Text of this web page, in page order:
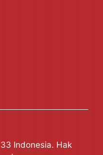
Indonesia. Hak